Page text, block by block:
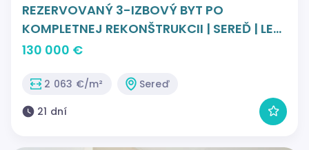
REZERVOVANÝ 3-IZBOVÝ BYT PO
KOMPLETNEJ REKONŠTRUKCII | SEREĎ | LEN
5 MINÚT OD CENTRA ID047-113-EVBA
130 000 €
2 063 €/m²
Sereď
21 dní